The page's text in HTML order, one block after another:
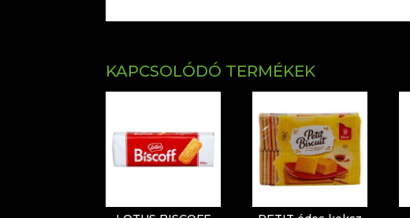
KAPCSOLÓDÓ TERMÉKEK